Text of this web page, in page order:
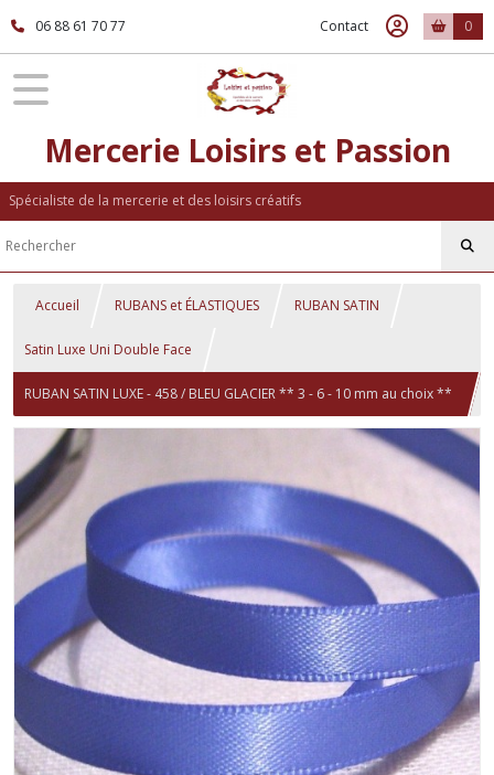
06 88 61 70 77 Contact 0
Mercerie Loisirs et Passion
Spécialiste de la mercerie et des loisirs créatifs
Accueil RUBANS et ÉLASTIQUES RUBAN SATIN
Satin Luxe Uni Double Face
RUBAN SATIN LUXE - 458 / BLEU GLACIER ** 3 - 6 - 10 mm au choix **
Galon double face UNI GRAND TEINT - vendu au mètre